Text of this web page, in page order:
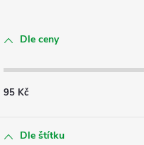
Dle ceny
95 Kč
Dle štítku